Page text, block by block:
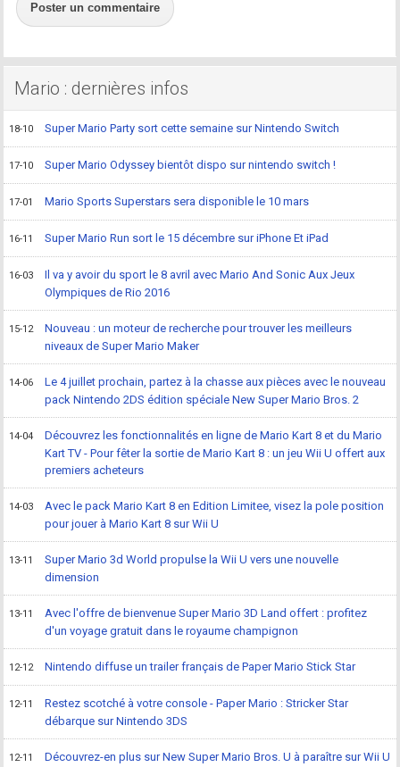
Poster un commentaire
Mario : dernières infos
18-10 Super Mario Party sort cette semaine sur Nintendo Switch
17-10 Super Mario Odyssey bientôt dispo sur nintendo switch !
17-01 Mario Sports Superstars sera disponible le 10 mars
16-11 Super Mario Run sort le 15 décembre sur iPhone Et iPad
16-03
Il va y avoir du sport le 8 avril avec Mario And Sonic Aux Jeux
Olympiques de Rio 2016
15-12
Nouveau : un moteur de recherche pour trouver les meilleurs
niveaux de Super Mario Maker
14-06
Le 4 juillet prochain, partez à la chasse aux pièces avec le nouveau
pack Nintendo 2DS édition spéciale New Super Mario Bros. 2
14-04
Découvrez les fonctionnalités en ligne de Mario Kart 8 et du Mario
Kart TV - Pour fêter la sortie de Mario Kart 8 : un jeu Wii U offert aux
premiers acheteurs
14-03
Avec le pack Mario Kart 8 en Edition Limitee, visez la pole position
pour jouer à Mario Kart 8 sur Wii U
13-11
Super Mario 3d World propulse la Wii U vers une nouvelle
dimension
13-11
Avec l'offre de bienvenue Super Mario 3D Land offert : profitez
d'un voyage gratuit dans le royaume champignon
12-12 Nintendo diffuse un trailer français de Paper Mario Stick Star
12-11
Restez scotché à votre console - Paper Mario : Stricker Star
débarque sur Nintendo 3DS
12-11 Découvrez-en plus sur New Super Mario Bros. U à paraître sur Wii U